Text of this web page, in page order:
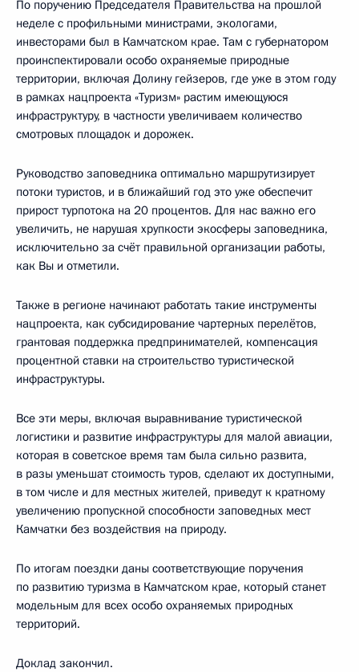
По поручению Председателя Правительства на прошлой
неделе с профильными министрами, экологами,
инвесторами был в Камчатском крае. Там с губернатором
проинспектировали особо охраняемые природные
территории, включая Долину гейзеров, где уже в этом году
в рамках нацпроекта «Туризм» растим имеющуюся
инфраструктуру, в частности увеличиваем количество
смотровых площадок и дорожек.
Руководство заповедника оптимально маршрутизирует
потоки туристов, и в ближайший год это уже обеспечит
прирост турпотока на 20 процентов. Для нас важно его
увеличить, не нарушая хрупкости экосферы заповедника,
исключительно за счёт правильной организации работы,
как Вы и отметили.
Также в регионе начинают работать такие инструменты
нацпроекта, как субсидирование чартерных перелётов,
грантовая поддержка предпринимателей, компенсация
процентной ставки на строительство туристической
инфраструктуры.
Все эти меры, включая выравнивание туристической
логистики и развитие инфраструктуры для малой авиации,
которая в советское время там была сильно развита,
в разы уменьшат стоимость туров, сделают их доступными,
в том числе и для местных жителей, приведут к кратному
увеличению пропускной способности заповедных мест
Камчатки без воздействия на природу.
По итогам поездки даны соответствующие поручения
по развитию туризма в Камчатском крае, который станет
модельным для всех особо охраняемых природных
территорий.
Доклад закончил.